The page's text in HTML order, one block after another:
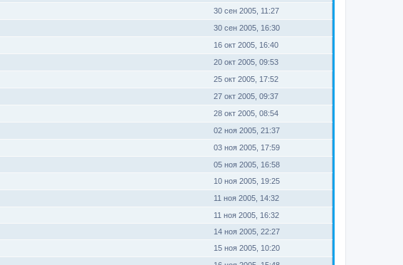
30 сен 2005, 11:27
30 сен 2005, 16:30
16 окт 2005, 16:40
20 окт 2005, 09:53
25 окт 2005, 17:52
27 окт 2005, 09:37
28 окт 2005, 08:54
02 ноя 2005, 21:37
03 ноя 2005, 17:59
05 ноя 2005, 16:58
10 ноя 2005, 19:25
11 ноя 2005, 14:32
11 ноя 2005, 16:32
14 ноя 2005, 22:27
15 ноя 2005, 10:20